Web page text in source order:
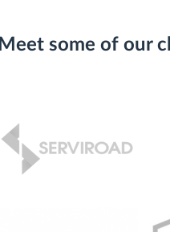
Meet some of our